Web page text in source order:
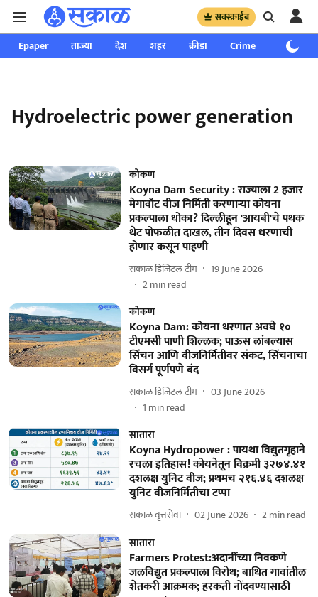
सबस्क्राईब
Epaper ताज्या देश शहर क्रीडा Crime साप्ताहिक
Hydroelectric power generation
कोकण
Koyna Dam Security : राज्याला 2 हजार
मेगावॉट वीज निर्मिती करणाऱ्या कोयना
प्रकल्पाला धोका? दिल्लीहून 'आयबी'चे पथक
थेट पोफळीत दाखल, तीन दिवस धरणाची
होणार कसून पाहणी
सकाळ डिजिटल टीम
19 June 2026
2min read
कोकण
Koyna Dam: कोयना धरणात अवघे १०
टीएमसी पाणी शिल्लक; पाऊस लांबल्यास
सिंचन आणि वीजनिर्मितीवर संकट, सिंचनाचा
विसर्ग पूर्णपणे बंद
सकाळ डिजिटल टीम
03 June 2026
1 min read
सातारा
Koyna Hydropower : पायथा विद्युतगृहाने
रचला इतिहास! कोयनेतून विक्रमी ३२७४.४१
दशलक्ष युनिट वीज; प्रथमच २१६.४६ दशलक्ष
युनिट वीजनिर्मितीचा टप्पा
सकाळ वृत्तसेवा 02 June 2026 2min read
सातारा
Farmers Protest:अदानींच्या निवकणे
जलविद्युत प्रकल्पाला विरोध; बाधित गावांतील
शेतकरी आक्रमक; हरकती नोंदवण्यासाठी